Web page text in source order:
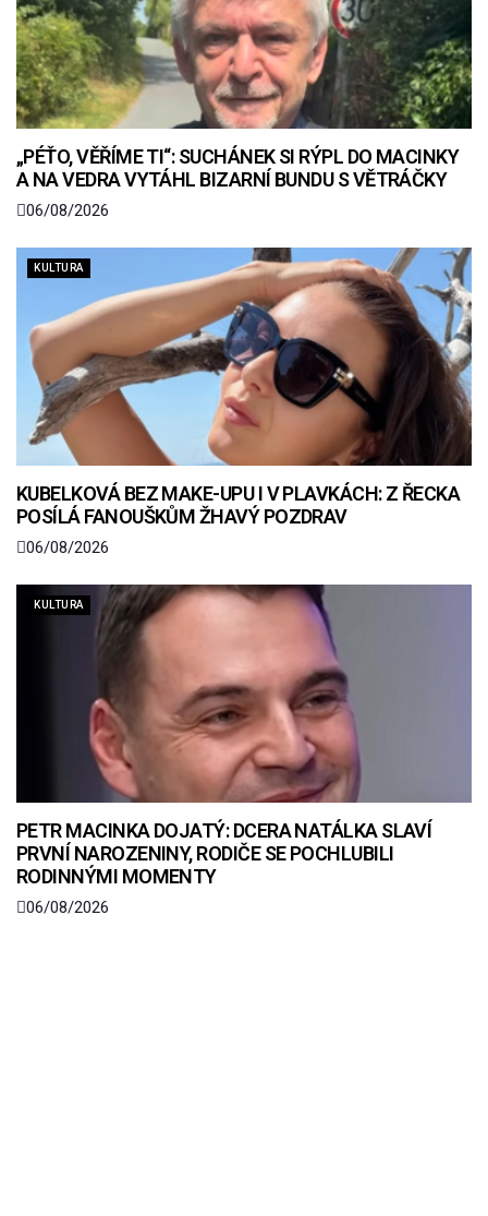
„PÉŤO, VĚŘÍME TI“: SUCHÁNEK SI RÝPL DO MACINKY
A NA VEDRA VYTÁHL BIZARNÍ BUNDU S VĚTRÁČKY
06/08/2026
KULTURA
KUBELKOVÁ BEZ MAKE-UPU I V PLAVKÁCH: Z ŘECKA
POSÍLÁ FANOUŠKŮM ŽHAVÝ POZDRAV
06/08/2026
KULTURA
PETR MACINKA DOJATÝ: DCERA NATÁLKA SLAVÍ
PRVNÍ NAROZENINY, RODIČE SE POCHLUBILI
RODINNÝMI MOMENTY
06/08/2026